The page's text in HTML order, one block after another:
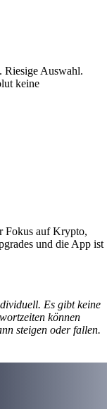
Riesige Auswahl.
keine
Fokus auf Krypto,
und die App ist
Es gibt keine
können
steigen oder fallen.